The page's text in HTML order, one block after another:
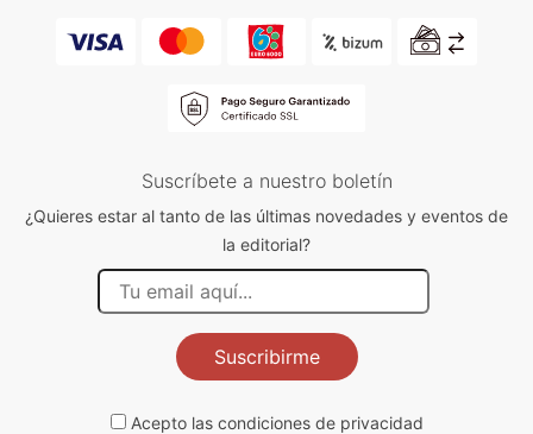
Suscríbete a nuestro boletín
¿Quieres estar al tanto de las últimas novedades y eventos de
la editorial?
Suscribirme
Acepto las condiciones de privacidad